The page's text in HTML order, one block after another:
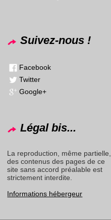
Suivez-nous !
Facebook
Twitter
Google+
Légal bis...
La reproduction, même partielle,
des contenus des pages de ce
site sans accord préalable est
strictement interdite.
Informations hébergeur